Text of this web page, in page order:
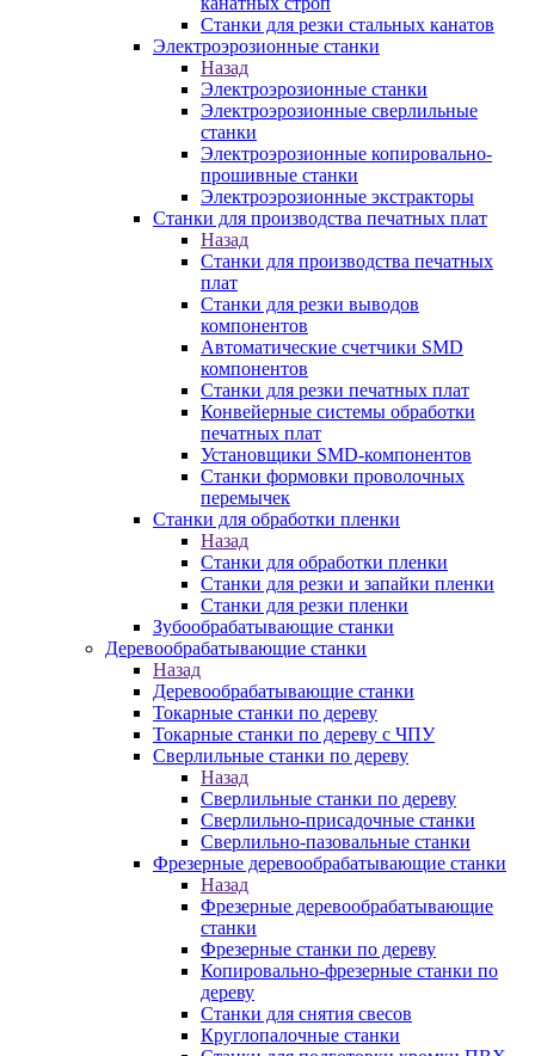
Станки для резки стальных канатов
Электроэрозионные станки
Назад
Электроэрозионные станки
Электроэрозионные сверлильные
станки
Электроэрозионные копировально-
прошивные станки
Электроэрозионные экстракторы
Станки для производства печатных плат
Назад
Станки для производства печатных
плат
Станки для резки выводов
компонентов
Автоматические счетчики SMD
компонентов
Станки для резки печатных плат
Конвейерные системы обработки
печатных плат
Установщики SMD-компонентов
Станки формовки проволочных
перемычек
Станки для обработки пленки
Назад
Станки для обработки пленки
Станки для резки и запайки пленки
Станки для резки пленки
Зубообрабатывающие станки
Деревообрабатывающие станки
Назад
Деревообрабатывающие станки
Токарные станки по дереву
Токарные станки по дереву с ЧПУ
Сверлильные станки по дереву
Назад
Сверлильные станки по дереву
Сверлильно-присадочные станки
Сверлильно-пазовальные станки
Фрезерные деревообрабатывающие станки
Назад
Фрезерные деревообрабатывающие
станки
Фрезерные станки по дереву
Копировально-фрезерные станки по
дереву
Станки для снятия свесов
Круглопалочные станки